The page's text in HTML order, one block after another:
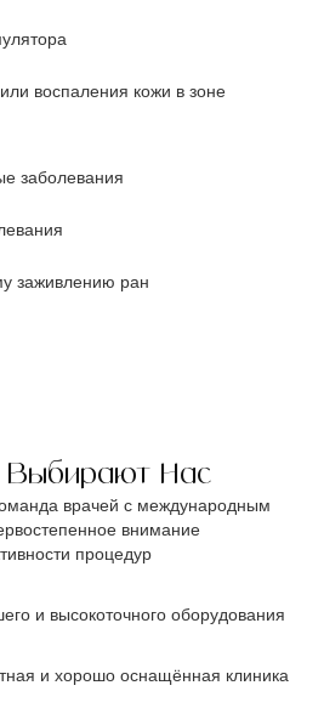
воспаления кожи в зоне
заболевания
заживлению ран
Выбирают Нас
врачей с международным
внимание
процедур
и высокоточного оборудования
и хорошо оснащённая клиника